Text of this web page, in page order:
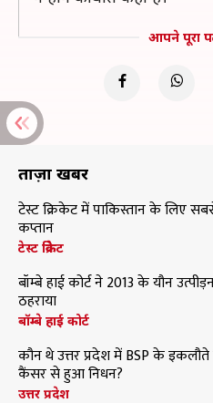
आपने पूरा
ताज़ा खबरें
टेस्ट क्रिकेट में पाकिस्तान के लिए
कप्तान
टेस्ट क्रिकेट
बॉम्बे हाई कोर्ट ने 2013 के यौन
ठहराया
बॉम्बे हाई कोर्ट
कौन थे उत्तर प्रदेश में BSP के
कैंसर से हुआ निधन?
उत्तर प्रदेश